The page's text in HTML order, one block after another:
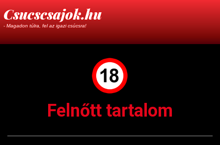
Csucscsajok.hu
- Magadon túlra, fel az igazi csúcsra!
Felnőtt tartalom